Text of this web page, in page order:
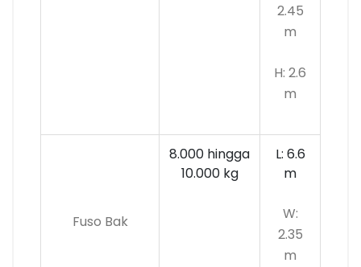
2.45
m
H: 2.6
m
Fuso Bak
8.000 hingga
10.000kg
L: 6.6
m
W:
2.35
m